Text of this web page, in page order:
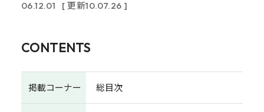
06.12.01 [ 更新10.07.26 ]
CONTENTS
掲載コーナー 総目次